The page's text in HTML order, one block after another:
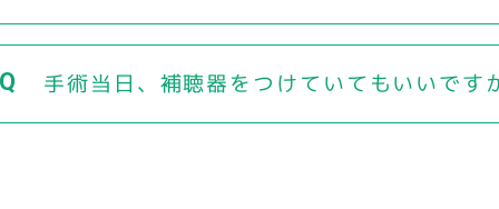
手術当日、補聴器をつけていてもいいです